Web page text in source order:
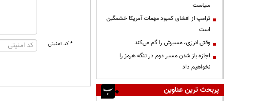
* کد امنیتی
سیاست
ترامپ از افشای کمبود مهمات آمریکا خشمگین
است
وقتی انرژی، مسیرش را گم می‌کند
اجازه باز شدن مسیر دوم در تنگه هرمز را
نخواهیم داد
پربحث ترین عناوین